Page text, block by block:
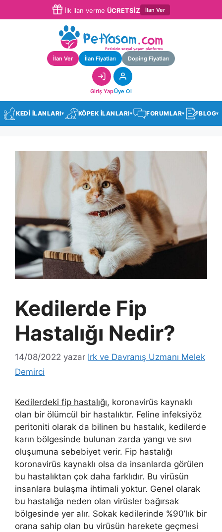
İlk ilan verme ÜCRETSİZ İlan Ver
İlan Ver İlan Fiyatları Doping Fiyatları
Giriş YapÜye Ol
KEDİ İLANLARI▾ KÖPEK İLANLARI▾ FORUMLAR▾ BLOG▾
Kedilerde Fip
Hastalığı Nedir?
14/08/2022 yazar Irk ve Davranış Uzmanı Melek
Demirci
Kedilerdeki fip hastalığı, koronavirüs kaynaklı
olan bir ölümcül bir hastalıktır. Feline infeksiyöz
peritoniti olarak da bilinen bu hastalık, kedilerde
karın bölgesinde bulunan zarda yangı ve sıvı
oluşumuna sebebiyet verir. Fip hastalığı
koronavirüs kaynaklı olsa da insanlarda görülen
bu hastalıktan çok daha farklıdır. Bu virüsün
insanlara bulaşma ihtimali yoktur. Genel olarak
bu hastalığa neden olan virüsler bağırsak
bölgesinde yer alır. Sokak kedilerinde %90’lık bir
orana sahip olan bu virüsün harekete geçmesi